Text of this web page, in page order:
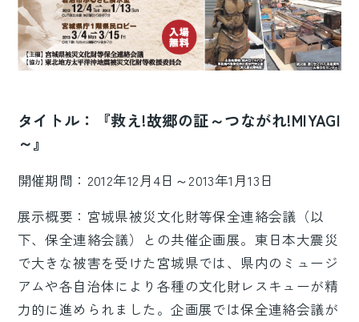
タイトル：『救え!故郷の証～つながれ!MIYAGI
～』
開催期間：2012年12月4日～2013年1月13日
展示概要：宮城県被災文化財等保全連絡会議（以
下、保全連絡会議）との共催企画展。東日本大震災
で大きな被害を受けた宮城県では、県内のミュージ
アムや各自治体により各種の文化財レスキューが精
力的に進められました。企画展では保全連絡会議が